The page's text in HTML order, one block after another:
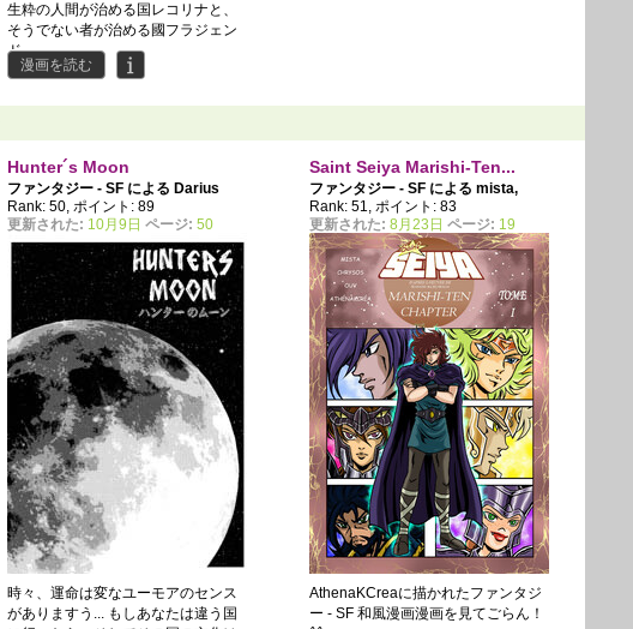
生粋の人間が治める国レコリナと、
そうでない者が治める國フラジェン
ド。
その双方は中立組織「ダレット」に
漫画を読む
Hunter´s Moon
ファンタジー - SF による Darius
Rank: 50, ポイント: 89
更新された: 10月9日 ページ: 50
時々、運命は変なユーモアのセンス
がありますう... もしあなたは違う国
Saint Seiya Marishi-Ten...
ファンタジー - SF によるmista,
AthenaKCrea
Rank: 51, ポイント: 83
更新された: 8月23日 ページ: 19
AthenaKCreaに描かれたファンタジ
ー - SF 和風漫画漫画を見てごらん！